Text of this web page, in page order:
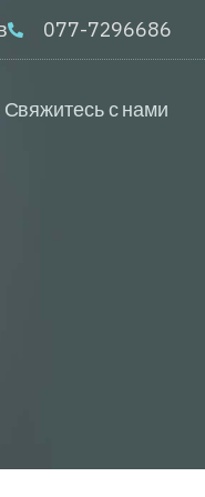
077-7296686
Свяжитесь с нами